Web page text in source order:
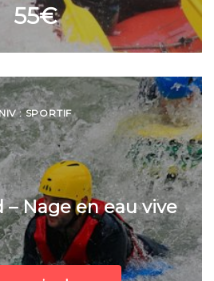
55€
: SPORTIF
Nage en eau vive